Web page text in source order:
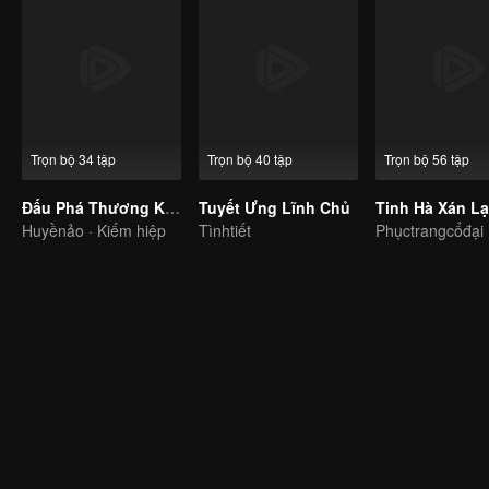
Trọn bộ 34 tập
Đấu Phá Thương Khung: Thiếu Niên Trở Về
Huyềnảo · Kiếm hiệp
Trọn bộ 40 tập
Tuyết Ưng Lĩnh Chủ
Tìnhtiết
Trọn bộ 56 tập
Tinh Hà Xán